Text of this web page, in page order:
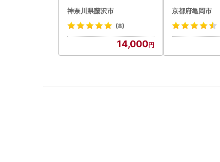
神奈川県藤沢市
(8)
14,000
京都府亀岡市